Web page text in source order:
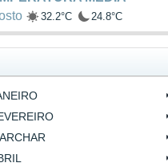
32.2°C 24.8°C